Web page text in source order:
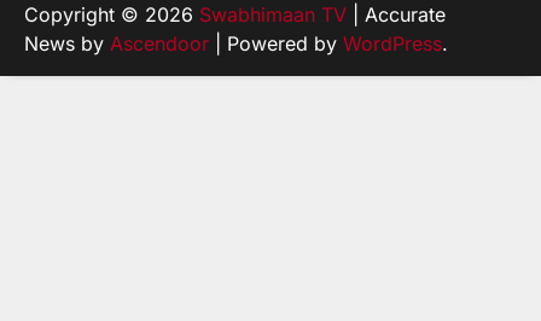
Copyright © 2026 Swabhimaan TV | Accurate
News by Ascendoor | Powered by WordPress.